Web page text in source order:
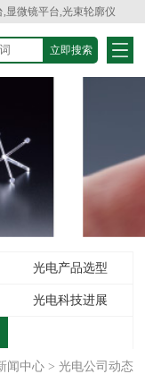
显微镜平台,光束轮廓仪
光电产品选型
光电科技进展
闻中心> 光电公司动态